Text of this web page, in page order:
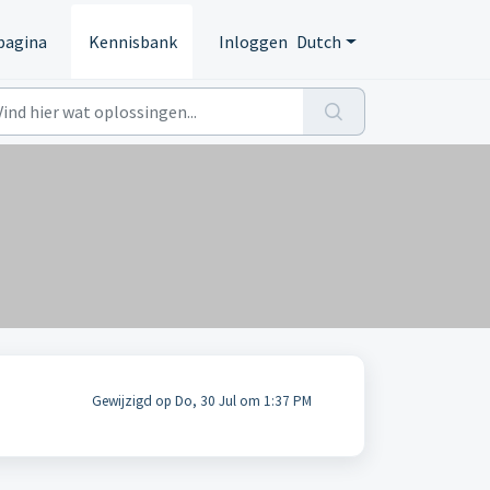
Kennisbank Inloggen Dutch
Gewijzigd op Do, 30 Jul om 1:37 PM